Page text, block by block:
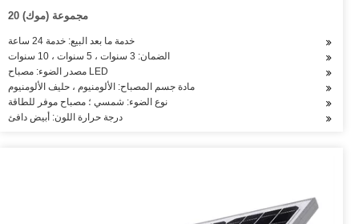
20 مجموعة (موك)
خدمة ما بعد البيع: خدمة 24 ساعة
الضمان: 3 سنوات ، 5 سنوات ، 10 سنوات
مصدر الضوء: مصباح LED
مادة جسم المصباح: الألومنيوم ، حليف الألومنيوم
نوع الضوء: شمسي ؛ مصباح موفر للطاقة
درجة حرارة اللون: أبيض دافئ